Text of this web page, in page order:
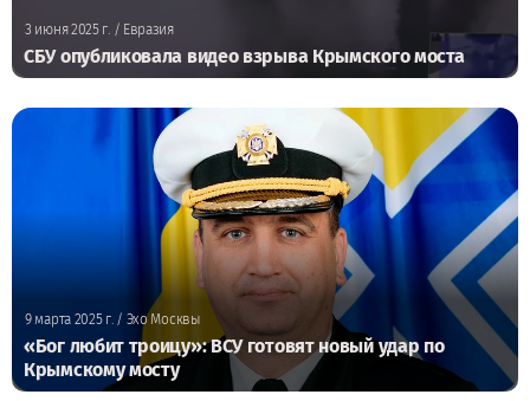
3 июня 2025 г. / Евразия
СБУ опубликовала видео взрыва Крымского моста
9 марта 2025 г./ Эхо Москвы
«Бог любит троицу»: ВСУ готовят новый удар по
Крымскому мосту